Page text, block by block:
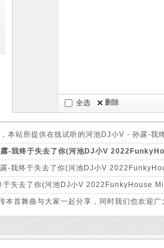
全选 删除
本站所提供在线试听的河池DJ小V - 孙露-
别。
-我终于失去了你(河池DJ小V
-我终于失去了你(河池DJ小V
失去了你(河池DJ小V 2022FunkyHouse
本首舞曲与大家一起分享，同时我们也欢迎